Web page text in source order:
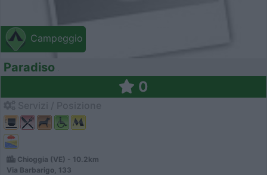
Campeggio
Paradiso
0
Chioggia (VE) - 10.2km
Via Barbarigo, 133